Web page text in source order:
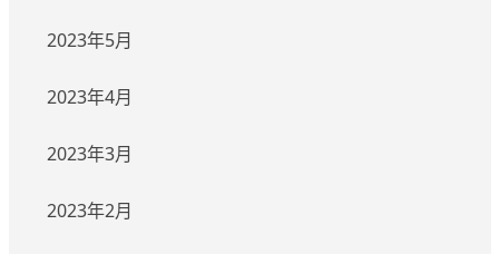
2023年5月
2023年4月
2023年3月
2023年2月